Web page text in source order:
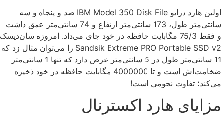
اولین هارد درایو IBM Model 350 Disk File صد و پنجاه و سه
سانتی‌متر طول، 173 سانتی‌متر ارتفاع و 74 سانتی‌متر عمق داشت
و فقط 75/3 مگابایت حافظه در خود جای می‌داد. امروزه سان‌دیسک
Sandsik Extreme PRO Portable SSD v2 را می‌توان مثال زد که
11 سانتی‌متر طول در 5 سانتی‌متر عرض دارد که تنها 1 سانتی‌متر
ضخامت‌اش است و تا 4000000 مگابایت حافظه در خود ذخیره
می‌کند؛ تفاوت نجومی است!
مزایای هارد اکسترنال